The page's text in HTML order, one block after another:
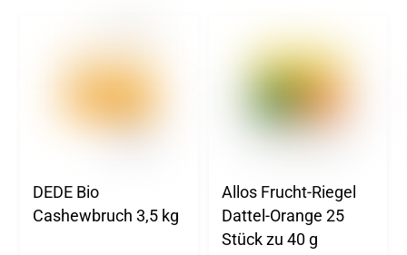
DEDE Bio
Cashewbruch 3,5 kg
Allos Frucht-Riegel
Dattel-Orange 25
Stück zu 40 g